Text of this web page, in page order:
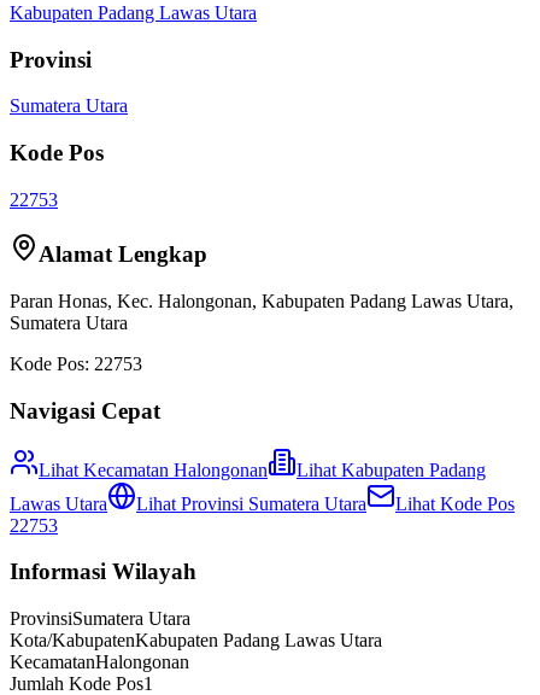
Kabupaten Padang Lawas Utara
Provinsi
Sumatera Utara
Kode Pos
22753
Alamat Lengkap
Paran Honas, Kec. Halongonan, Kabupaten Padang Lawas Utara,
Sumatera Utara
Kode Pos: 22753
Navigasi Cepat
Lihat Kecamatan Halongonan Lihat Kabupaten Padang
Lawas Utara
Lihat Provinsi Sumatera Utara
Lihat Kode Pos
22753
Informasi Wilayah
ProvinsiSumatera Utara
Kota/KabupatenKabupaten Padang Lawas Utara
KecamatanHalongonan
Jumlah Kode Pos1